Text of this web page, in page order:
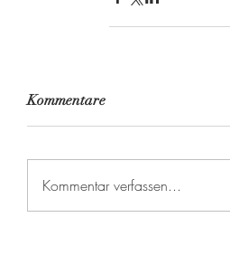
Kommentare
Kommentar verfassen...